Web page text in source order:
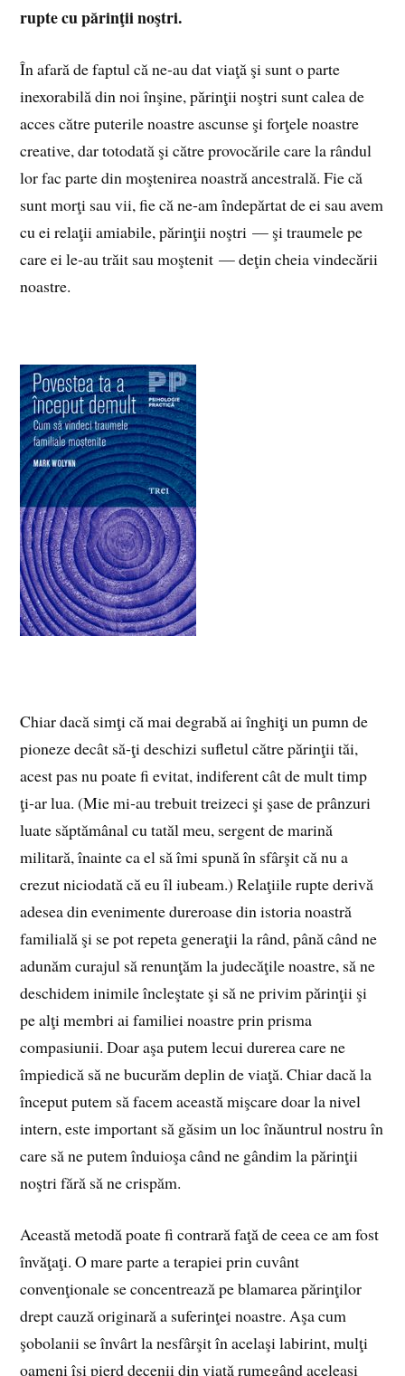
rupte cu părinţii noştri.
În afară de faptul că ne‑au dat viaţă şi sunt o parte
inexorabilă din noi înşine, părinţii noştri sunt calea de
acces către puterile noastre ascunse şi forţele noastre
creative, dar totodată şi către provocările care la rândul
lor fac parte din moştenirea noastră ancestrală. Fie că
sunt morţi sau vii, fie că ne‑am îndepărtat de ei sau avem
cu ei relaţii amiabile, părinţii noştri — şi traumele pe
care ei le‑au trăit sau moştenit — deţin cheia vindecării
noastre.
Chiar dacă simţi că mai degrabă ai înghiţi un pumn de
pioneze decât să‑ţi deschizi sufletul către părinţii tăi,
acest pas nu poate fi evitat, indiferent cât de mult timp
ţi‑ar lua. (Mie mi‑au trebuit treizeci şi şase de prânzuri
luate săptămânal cu tatăl meu, sergent de marină
militară, înainte ca el să îmi spună în sfârşit că nu a
crezut niciodată că eu îl iubeam.) Relaţiile rupte derivă
adesea din evenimente dureroase din istoria noastră
familială şi se pot repeta generaţii la rând, până când ne
adunăm curajul să renunţăm la judecăţile noastre, să ne
deschidem inimile încleştate şi să ne privim părinţii şi
pe alţi membri ai familiei noastre prin prisma
compasiunii. Doar aşa putem lecui durerea care ne
împiedică să ne bucurăm deplin de viaţă. Chiar dacă la
început putem să facem această mişcare doar la nivel
intern, este important să găsim un loc înăuntrul nostru în
care să ne putem înduioşa când ne gândim la părinţii
noştri fără să ne crispăm.
Această metodă poate fi contrară faţă de ceea ce am fost
învăţaţi. O mare parte a terapiei prin cuvânt
convenţionale se concentrează pe blamarea părinţilor
drept cauză originară a suferinţei noastre. Aşa cum
şobolanii se învârt la nesfârşit în acelaşi labirint, mulţi
oameni îşi pierd decenii din viaţă rumegând aceleaşi